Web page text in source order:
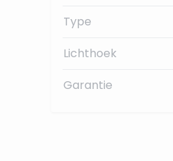
Type
Lichthoek
Garantie